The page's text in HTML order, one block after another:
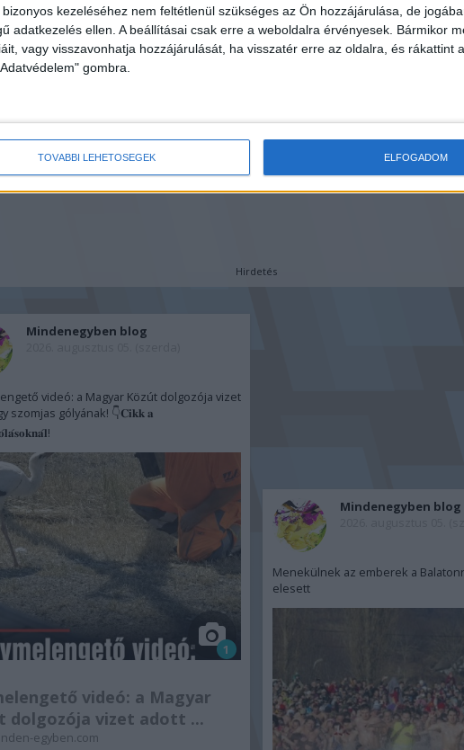
kezeléséhez nem feltétlenül szükséges az Ön hozzájárulása, de
adatkezelés ellen. A beállításai csak erre a weboldalra érvényesek. Bármikor
vagy visszavonhatja hozzájárulását, ha visszatér erre az oldalra, és rákattint
gombra.
TOVÁBBI LEHETŐSÉGEK ELFOGADOM
NEM VOLT MAGYARORSZÁGON!
Hirdetés
Mindenegyben blog
videó: a Magyar Közút dolgozója vizet
szomjas gólyának! 👇𝐂𝐢𝐤𝐤 𝐚
1
videó: a Magyar
dolgozója vizet adott ...
egyben.com
Mindenegyben blog
Menekülnek az emberek a
elesett